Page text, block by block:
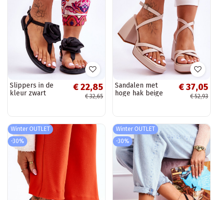
Slippers in de
kleur zwart
€ 22,85
€ 32,65
Sandalen met
hoge hak beige
€ 37,05
€ 52,93
Winter OUTLET
-30%
Winter OUTLET
-30%